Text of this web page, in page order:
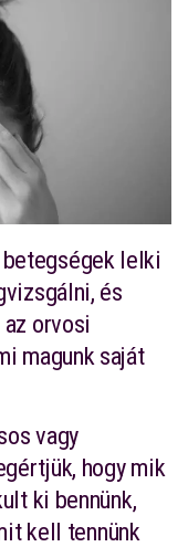
betegségek lelki
és
orvosi
magunk saját
vagy
hogy mik
ki bennünk,
kell tennünk